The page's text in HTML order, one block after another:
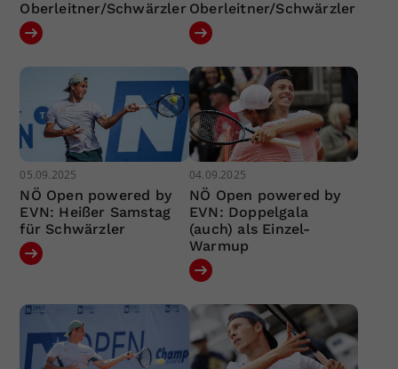
Oberleitner/Schwärzler Oberleitner/Schwärzler
05.09.2025
NÖ Open powered by
EVN: Heißer Samstag
für Schwärzler
04.09.2025
NÖ Open powered by
EVN: Doppelgala
(auch) als Einzel-
Warmup